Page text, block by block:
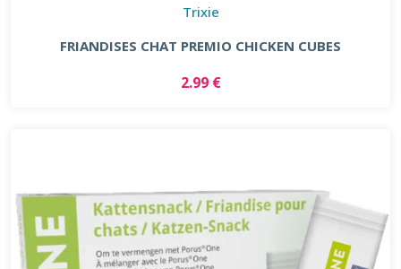
Trixie
FRIANDISES CHAT PREMIO CHICKEN CUBES
2.99 €